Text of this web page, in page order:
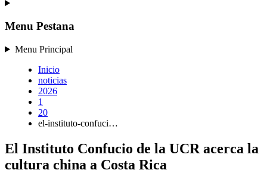
Menu Pestana
Menu Principal
Inicio
noticias
2026
1
20
el-instituto-confuci…
El Instituto Confucio de la UCR acerca la
cultura china a Costa Rica